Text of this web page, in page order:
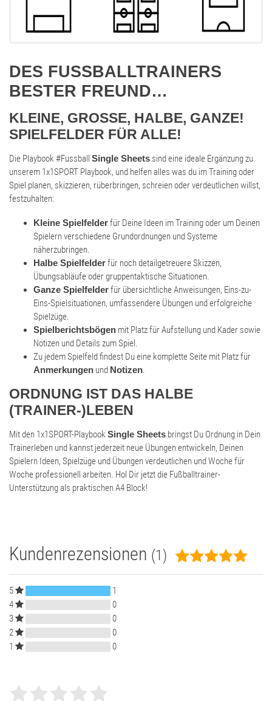
DES FUSSBALLTRAINERS B
ESTER FREUND…
KLEINE, GROSSE, HALBE, GANZE! S
PIELFELDER FÜR ALLE!
Die Playbook #Fussball Single Sheets sind eine ideale Ergänzung zu
unserem 1x1SPORT Playbook, und helfen alles was du im Training oder
Spiel planen, skizzieren, rüberbringen, schreien oder verdeutlichen willst,
festzuhalten:
Kleine Spielfelderfür Deine Ideen im Training oder um Deinen
Spielern verschiedene Grundordnungen und Systeme
näherzubringen.
Halbe Spielfelderfür noch detailgetreuere Skizzen,
Übungsabläufe oder gruppentaktische Situationen.
Ganze Spielfelderfür übersichtliche Anweisungen, Eins-zu-
Eins-Spielsituationen, umfassendere Übungen und erfolgreiche
Spielzüge.
Spielberichtsbögen mit Platz für Aufstellung und Kader sowie
Notizen und Details zum Spiel.
Zu jedem Spielfeld findest Du eine komplette Seite mit Platz für
Anmerkungen und Notizen
ORDNUNG IST DAS HALBE
(TRAINER-)LEBEN
Mit den 1x1SPORT-Playbook Single Sheets bringst Du Ordnung in Dein
Trainerleben und kannst jederzeit neue Übungen entwickeln, Deinen
Spielern Ideen, Spielzüge und Übungen verdeutlichen und Woche für
Woche professionell arbeiten. Hol Dir jetzt die Fußballtrainer-
Unterstützung als praktischen A4 Block!
Kundenrezensionen (1)
5
1
4
0
3
0
2
0
1
0
Bewertungssterne
4
3
2
1